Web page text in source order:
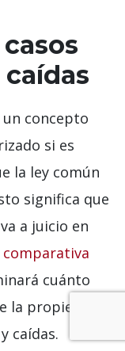
un concepto
si es
la ley común
significa que
a juicio en
comparativa
cuánto
la propiedad
caídas.